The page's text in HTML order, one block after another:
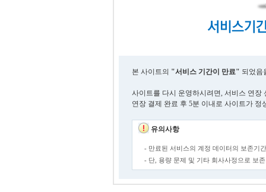
본 사이트의 "서비스 기간이 만료" 되었음
사이트를 다시 운영하시려면, 서비스 연장
연장 결제 완료 후 5분 이내로 사이트가 정
유의사항
- 만료된 서비스의 계정 데이터의 보존기
- 단, 용량 문제 및 기타 회사사정으로 보